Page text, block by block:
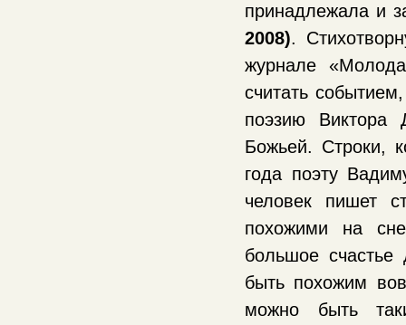
принадлежала и
2008).
журнале
считать
поэзию Виктора
Божьей. Строки,
года поэту
человек пишет
похожими на
большое
быть похожим
можно быть